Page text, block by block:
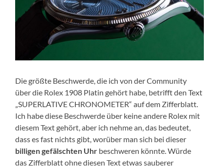
Die größte Beschwerde, die ich von der Community
über die Rolex 1908 Platin gehört habe, betrifft den Text
„SUPERLATIVE CHRONOMETER“ auf dem Zifferblatt.
Ich habe diese Beschwerde über keine andere Rolex mit
diesem Text gehört, aber ich nehme an, das bedeutet,
dass es fast nichts gibt, worüber man sich bei dieser
billigen gefälschten Uhr beschweren könnte. Würde
das Zifferblatt ohne diesen Text etwas sauberer